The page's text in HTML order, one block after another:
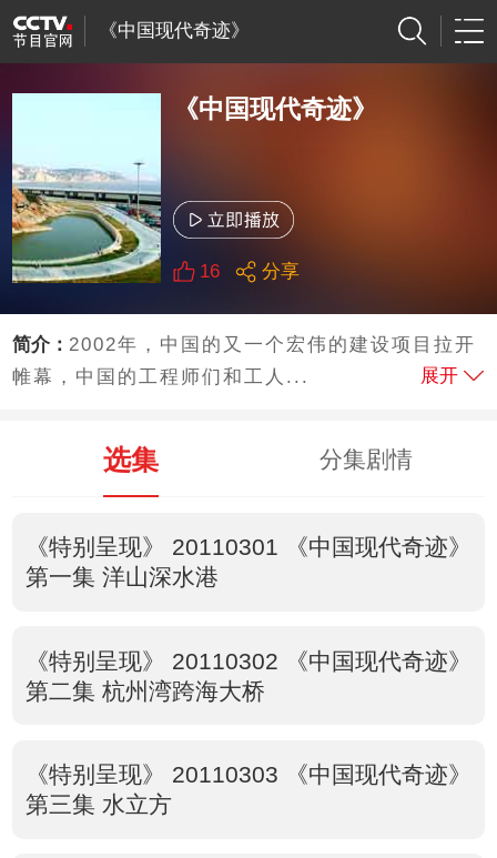
《中国现代奇迹》
《中国现代奇迹》
16 分享
简介： 2002年，中国的又一个宏伟的建设项目拉开
帷幕，中国的工程师们和工人...
展开
选集 分集剧情
《特别呈现》 20110301 《中国现代奇迹》
第一集 洋山深水港
《特别呈现》 20110302 《中国现代奇迹》
第二集 杭州湾跨海大桥
《特别呈现》 20110303 《中国现代奇迹》
第三集 水立方